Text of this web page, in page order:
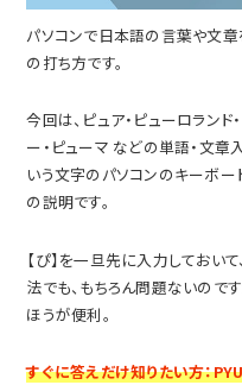
パソコンで日本語の言葉や文章
の打ち方です。
今回は、ピュア・ピューロランド
ー・ピューマ などの単語・文章
いう文字のパソコンのキーボー
の説明です。
【ぴ】を一旦先に入力しておい
法でも、もちろん問題ないので
ほうが便利。
すぐに答えだけ知りたい方：PYU